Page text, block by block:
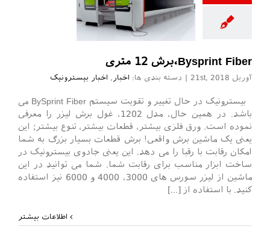
بیسترونیک
Bysprint Fiber،برش 12 متری
آوریل 21st, 2018 دسته بندی ها: اخبار , اخبار بیسترونیک
بیسترونیک در حال تغییر و تقویت سیستم BySprint Fiber می
باشد. در همین حال، مدل 1202، غول برش لیزر را معرفی
نموده است. ورق فلزی بیشتر، قطعات بیشتر، تنوع بیشتر; این
یعنی یک ماشین برش واقعی! برش قطعات بسیار بزرگ به شما
امکان رقابت با رقبا را می دهد. این یعنی جادوی بیسترونیک در
ساخت ابزار مناسب برای رقابت شما. شما می توانید در این
ماشین از لیزر سورس های 3000، 4000 و 6000 نیز استفاده
کنید. با استفاده از [...]
اطلاعات بیشتر